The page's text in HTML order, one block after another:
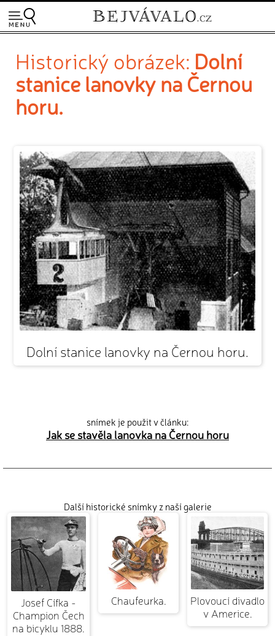
Historický obrázek: Dolní
stanice lanovky na Černou
horu.
Dolní stanice lanovky na Černou horu.
snímek je použit v článku:
Jak se stavěla lanovka na Černou horu
Další historické snímky z naší galerie
Josef Cífka -
Champion Čech
na bicyklu 1888.
Chaufeurka.
Plovoucí divadlo
v Americe.